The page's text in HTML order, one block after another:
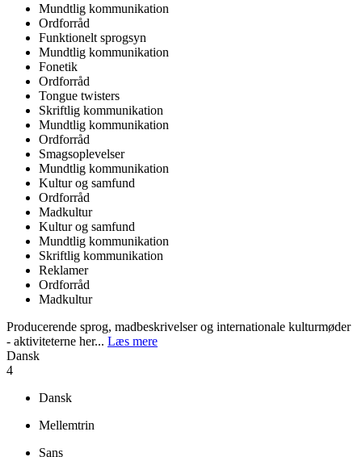
Mundtlig kommunikation
Ordforråd
Funktionelt sprogsyn
Mundtlig kommunikation
Fonetik
Ordforråd
Tongue twisters
Skriftlig kommunikation
Mundtlig kommunikation
Ordforråd
Smagsoplevelser
Mundtlig kommunikation
Kultur og samfund
Ordforråd
Madkultur
Kultur og samfund
Mundtlig kommunikation
Skriftlig kommunikation
Reklamer
Ordforråd
Madkultur
Producerende sprog, madbeskrivelser og internationale kulturmøder
- aktiviteterne her... Læs mere
Dansk
4
Dansk
Mellemtrin
Sans